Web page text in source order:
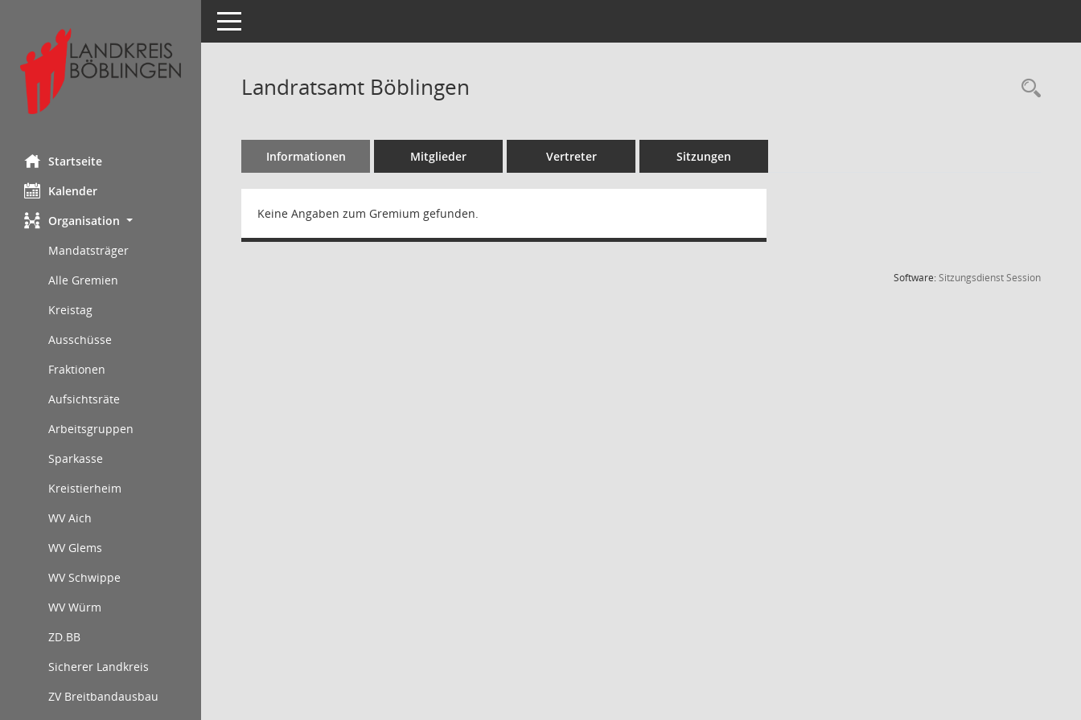
Startseite
Kalender
Organisation
Mandatsträger
Alle Gremien
Kreistag
Ausschüsse
Fraktionen
Aufsichtsräte
Arbeitsgruppen
Sparkasse
Kreistierheim
WV Aich
WV Glems
WV Schwippe
WV Würm
ZD.BB
Sicherer Landkreis
ZV Breitbandausbau
Toggle navigation
Landratsamt Böblingen
Informationen Mitglieder Vertreter Sitzungen
Keine Angaben zum Gremium gefunden.
Software:SitzungsdienstSession(Wird in